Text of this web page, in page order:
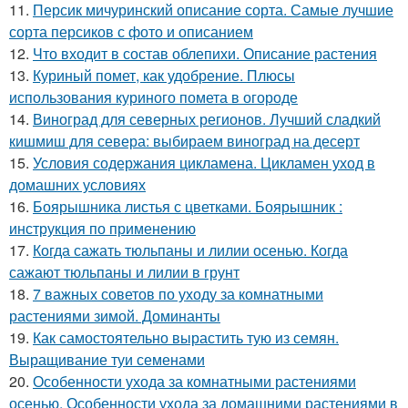
11. Персик мичуринский описание сорта. Самые лучшие
сорта персиков с фото и описанием
12. Что входит в состав облепихи. Описание растения
13. Куриный помет, как удобрение. Плюсы
использования куриного помета в огороде
14. Виноград для северных регионов. Лучший сладкий
кишмиш для севера: выбираем виноград на десерт
15. Условия содержания цикламена. Цикламен уход в
домашних условиях
16. Боярышника листья с цветками. Боярышник :
инструкция по применению
17. Когда сажать тюльпаны и лилии осенью. Когда
сажают тюльпаны и лилии в грунт
18. 7 важных советов по уходу за комнатными
растениями зимой. Доминанты
19. Как самостоятельно вырастить тую из семян.
Выращивание туи семенами
20. Особенности ухода за комнатными растениями
осенью. Особенности ухода за домашними растениями в